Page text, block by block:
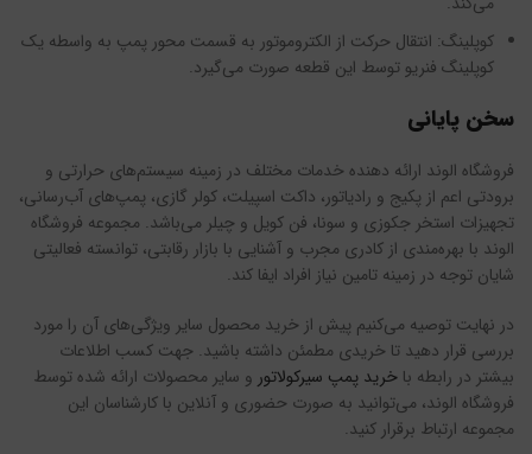
کوپلینگ: انتقال حرکت از الکتروموتور به قسمت محور پمپ به واسطه یک
کوپلینگ فنریو توسط این قطعه صورت می‌گیرد.
سخن پایانی
فروشگاه الوند ارائه دهنده خدمات مختلف در زمینه سیستم‌های حرارتی و
برودتی اعم از پکیج و رادیاتور، داکت اسپیلت، کولر گازی، پمپ‌های آب‌رسانی،
تجهیزات استخر جکوزی و سونا، فن کویل و چیلر می‌باشد. مجموعه فروشگاه
الوند با بهره‌مندی از کادری مجرب و آشنایی با بازار رقابتی، توانسته فعالیتی
شایان توجه در زمینه تامین نیاز افراد ایفا کند.
در نهایت توصیه می‌کنیم پیش از خرید محصول سایر ویژگی‌های آن را مورد
بررسی قرار دهید تا خریدی مطمئن داشته باشید. جهت کسب اطلاعات
بیشتر در رابطه با خرید پمپ سیرکولاتور و سایر محصولات ارائه شده توسط
فروشگاه الوند، می‌توانید به صورت حضوری و آنلاین با کارشناسان این
مجموعه ارتباط برقرار کنید.